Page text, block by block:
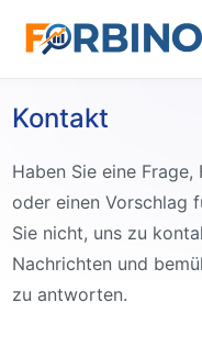
Kontakt
Haben Sie eine
oder einen Vorschlag
Sie nicht, uns zu
Nachrichten und
zu antworten.